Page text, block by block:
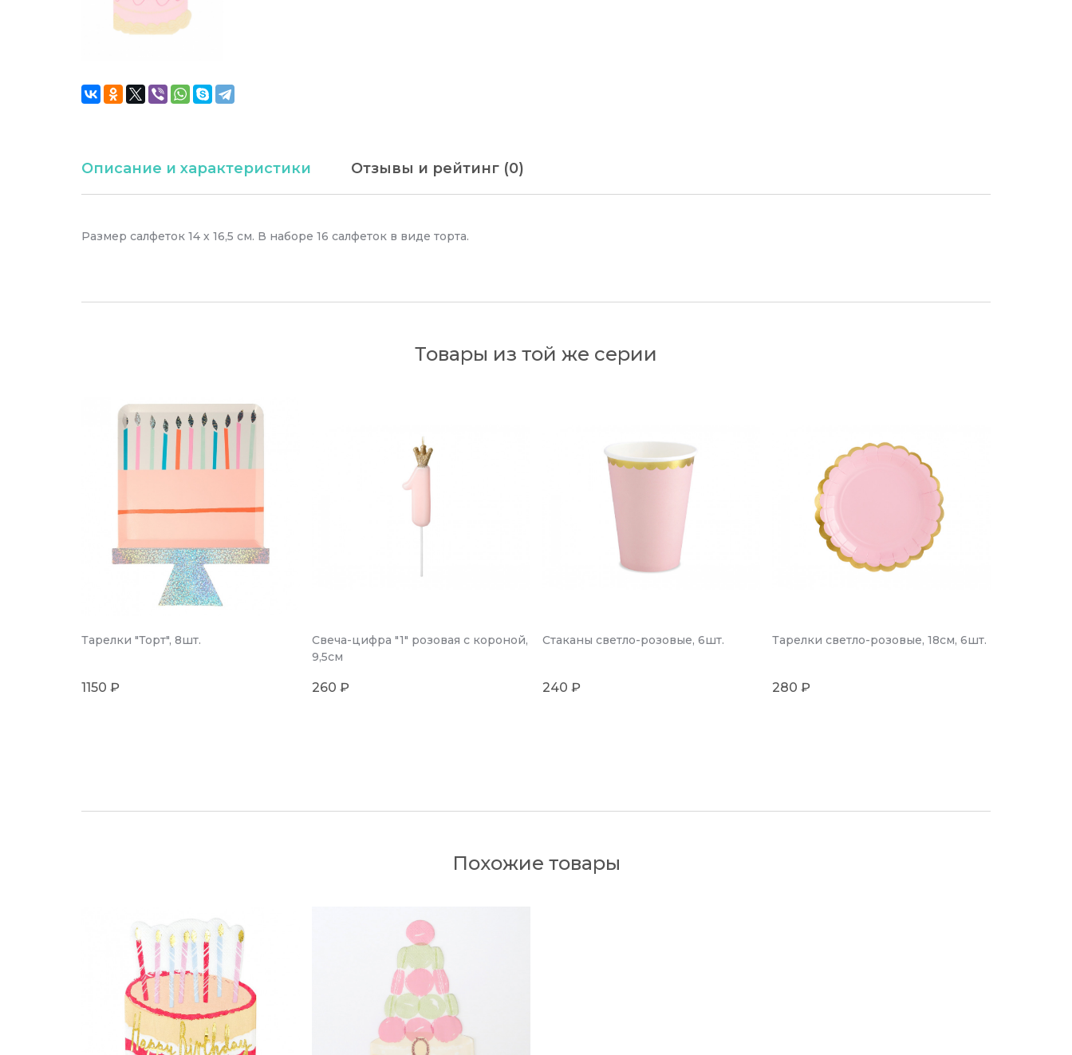
Описание и характеристики Отзывы и рейтинг (0)
Размер салфеток 14 х 16,5 см. В наборе 16 салфеток в виде торта.
Товары из той же серии
Тарелки "Торт", 8шт.
1150 ₽
Свеча-цифра "1" розовая с короной,
9,5см
260 ₽
Стаканы светло-розовые, 6шт.
240 ₽
Тарелки светло-розовые, 18см, 6шт.
280 ₽
Похожие товары